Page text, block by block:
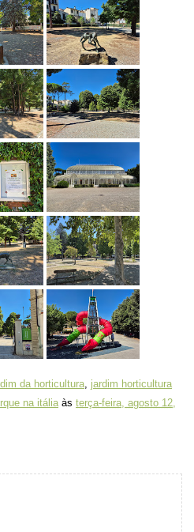
da horticultura, jardim horticultura
na itália às terça-feira, agosto 12,